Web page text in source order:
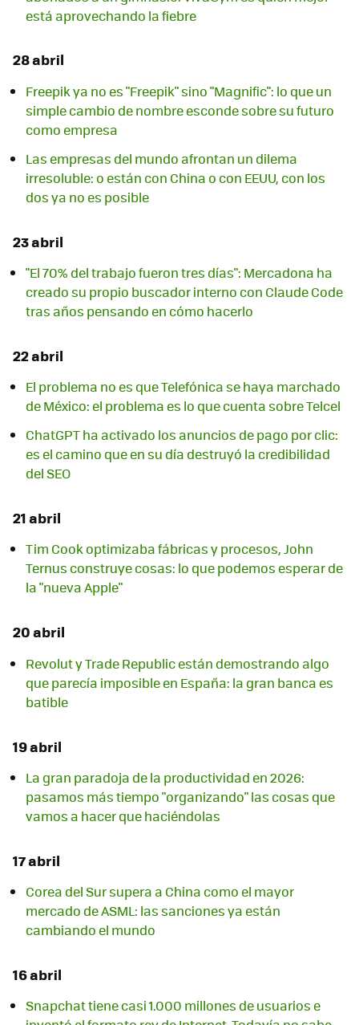
está aprovechando la fiebre
28 abril
Freepik ya no es "Freepik" sino "Magnific": lo que un
simple cambio de nombre esconde sobre su futuro
como empresa
Las empresas del mundo afrontan un dilema
irresoluble: o están con China o con EEUU, con los
dos ya no es posible
23 abril
"El 70% del trabajo fueron tres días": Mercadona ha
creado su propio buscador interno con Claude Code
tras años pensando en cómo hacerlo
22 abril
El problema no es que Telefónica se haya marchado
de México: el problema es lo que cuenta sobre Telcel
ChatGPT ha activado los anuncios de pago por clic:
es el camino que en su día destruyó la credibilidad
del SEO
21 abril
Tim Cook optimizaba fábricas y procesos, John
Ternus construye cosas: lo que podemos esperar de
la "nueva Apple"
20 abril
Revolut y Trade Republic están demostrando algo
que parecía imposible en España: la gran banca es
batible
19 abril
La gran paradoja de la productividad en 2026:
pasamos más tiempo "organizando" las cosas que
vamos a hacer que haciéndolas
17 abril
Corea del Sur supera a China como el mayor
mercado de ASML: las sanciones ya están
cambiando el mundo
16 abril
Snapchat tiene casi 1.000 millones de usuarios e